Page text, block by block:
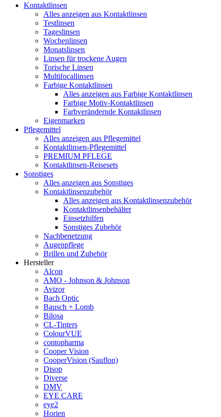
Kontaktlinsen
Alles anzeigen aus Kontaktlinsen
Testlinsen
Tageslinsen
Wochenlinsen
Monatslinsen
Linsen für trockene Augen
Torische Linsen
Multifocallinsen
Farbige Kontaktlinsen
Alles anzeigen aus Farbige Kontaktlinsen
Farbige Motiv-Kontaktlinsen
Farbverändernde Kontaktlinsen
Eigenmarken
Pflegemittel
Alles anzeigen aus Pflegemittel
Kontaktlinsen-Pflegemittel
PREMIUM PFLEGE
Kontaktlinsen-Reisesets
Sonstiges
Alles anzeigen aus Sonstiges
Kontaktlinsenzubehör
Alles anzeigen aus Kontaktlinsenzubehör
Kontaktlinsenbehälter
Einsetzhilfen
Sonstiges Zubehör
Nachbenetzung
Augenpflege
Brillen und Zubehör
Hersteller
Alcon
AMO - Johnson & Johnson
Avizor
Bach Optic
Bausch + Lomb
Bilosa
CL-Tinters
ColourVUE
contopharma
Cooper Vision
CooperVision (Sauflon)
Disop
Diverse
DMV
EYE CARE
eye2
Horien